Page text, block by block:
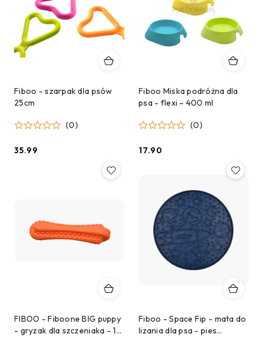
Fiboo - szarpak dla psów
25cm
(0)
Cena:
35.99
Fiboo Miska podróżna dla
psa - flexi – 400 ml
(0)
Cena:
17.90
FIBOO - Fiboone BIG puppy
- gryzak dla szczeniaka - 14
Fiboo - Space Fip - mata do
lizania dla psa - pies